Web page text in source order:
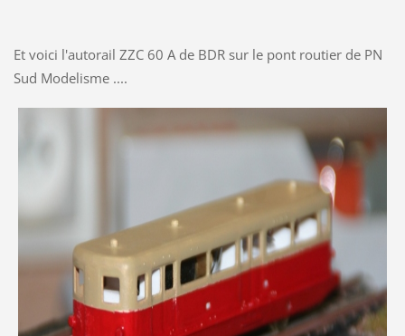
Et voici l'autorail ZZC 60 A de BDR sur le pont routier de PN
Sud Modelisme ....